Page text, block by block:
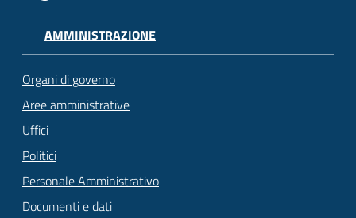
AMMINISTRAZIONE
Organi di governo
Aree amministrative
Uffici
Politici
Personale Amministrativo
Documenti e dati